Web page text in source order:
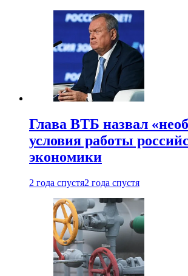
Глава ВТБ назвал
условия работы
экономики
2 года спустя2 года спустя